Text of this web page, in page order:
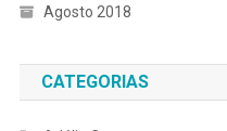
Agosto 2018
CATEGORIAS